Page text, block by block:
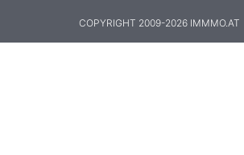
COPYRIGHT 2009-2026 IMMMO.AT